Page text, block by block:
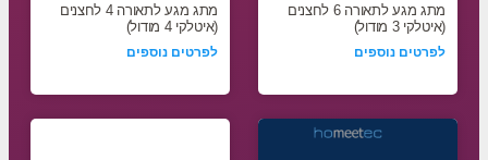
מתג מגע לתאורה 6 לחצנים
(איטלקי 3 מודול)
לפרטים נוספים
מתג מגע לתאורה 4 לחצנים
(איטלקי 4 מודול)
לפרטים נוספים